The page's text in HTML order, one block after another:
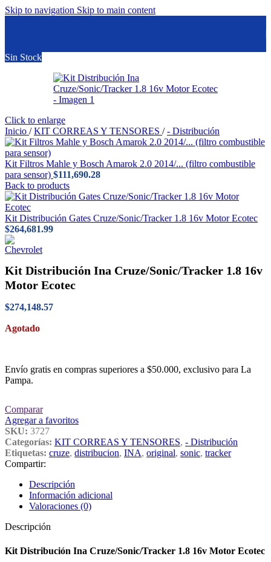
Skip to navigation Skip to main content
Sin Stock
Click to enlarge
Inicio / KIT CORREAS Y TENSORES / - Distribución
Kit Filtros Mahle y Bosch Amarok 2.0 2014/... (filtro combustible
para sensor) $111,690.28
Back to products
Kit Distribución Gates Cruze/Sonic/Tracker 1.8 16v Motor Ecotec
$264,681.99
Kit Distribución Ina Cruze/Sonic/Tracker 1.8 16v
Motor Ecotec
$274,148.57
Agotado
Envío gratis en compras superiores a $50.000, exclusivo para La
Pampa.
Comparar
Agregar a favoritos
SKU: 3727
Categorías: KIT CORREAS Y TENSORES, - Distribución
Etiquetas: cruze, distribucion, INA, original, sonic, tracker
Compartir:
Descripción
Información adicional
Valoraciones (0)
Descripción
Kit Distribución Ina Cruze/Sonic/Tracker 1.8 16v Motor Ecotec